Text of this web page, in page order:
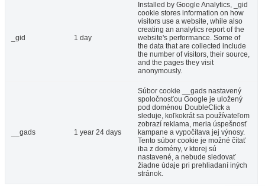
_gid 1 day
Installed by Google Analytics, _gid
cookie stores information on how
visitors use a website, while also
creating an analytics report of the
website's performance. Some of
the data that are collected include
the number of visitors, their source,
and the pages they visit
anonymously.
__gads 1 year 24 days
Súbor cookie __gads nastavený
spoločnosťou Google je uložený
pod doménou DoubleClick a
sleduje, koľkokrát sa používateľom
zobrazí reklama, meria úspešnosť
kampane a vypočítava jej výnosy.
Tento súbor cookie je možné čítať
iba z domény, v ktorej sú
nastavené, a nebude sledovať
žiadne údaje pri prehliadaní iných
stránok.